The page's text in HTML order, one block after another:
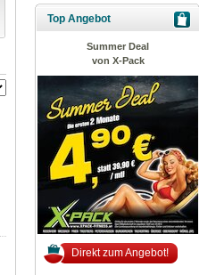
Top Angebot
Summer Deal
von X-Pack
Direkt zum Angebot!